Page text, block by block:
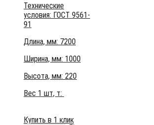
Технические
условия: ГОСТ 9561-
91
Длина, мм: 7200
Ширина, мм: 1000
Высота, мм: 220
Вес 1 шт, т:
Купить в 1 клик